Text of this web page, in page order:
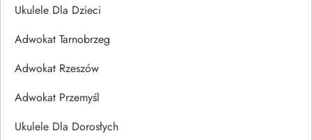
Ukulele Dla Dzieci
Adwokat Tarnobrzeg
Adwokat Rzeszów
Adwokat Przemyśl
Ukulele Dla Dorosłych